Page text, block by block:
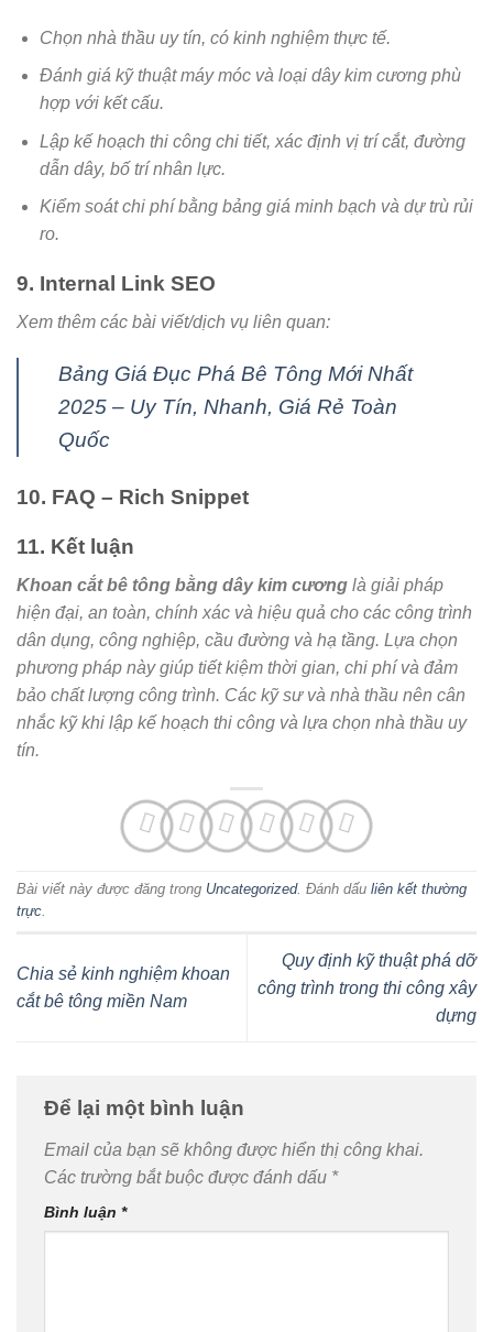
Chọn nhà thầu uy tín, có kinh nghiệm thực tế.
Đánh giá kỹ thuật máy móc và loại dây kim cương phù
hợp với kết cấu.
Lập kế hoạch thi công chi tiết, xác định vị trí cắt, đường
dẫn dây, bố trí nhân lực.
Kiểm soát chi phí bằng bảng giá minh bạch và dự trù rủi
ro.
9. Internal Link SEO
Xem thêm các bài viết/dịch vụ liên quan:
Bảng Giá Đục Phá Bê Tông Mới Nhất
2025 – Uy Tín, Nhanh, Giá Rẻ Toàn
Quốc
10. FAQ – Rich Snippet
11. Kết luận
Khoan cắt bê tông bằng dây kim cương là giải pháp
hiện đại, an toàn, chính xác và hiệu quả cho các công trình
dân dụng, công nghiệp, cầu đường và hạ tầng. Lựa chọn
phương pháp này giúp tiết kiệm thời gian, chi phí và đảm
bảo chất lượng công trình. Các kỹ sư và nhà thầu nên cân
nhắc kỹ khi lập kế hoạch thi công và lựa chọn nhà thầu uy
tín.
Bài viết này được đăng trong Uncategorized. Đánh dấu liên kết thường
trực
Chia sẻ kinh nghiệm khoan
cắt bê tông miền Nam
Quy định kỹ thuật phá dỡ
công trình trong thi công xây
dựng
Để lại một bình luận
Email của bạn sẽ không được hiển thị công khai.
Các trường bắt buộc được đánh dấu *
Bình luận *